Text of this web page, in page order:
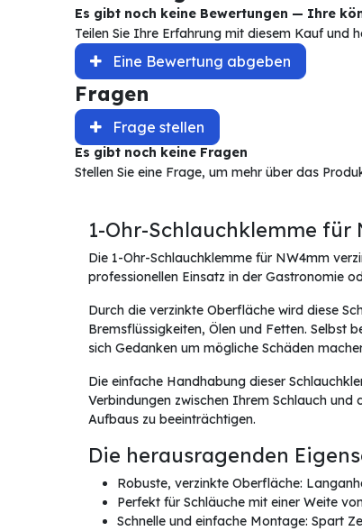
Es gibt noch keine Bewertungen — Ihre
Teilen Sie Ihre Erfahrung mit diesem Kauf und
Eine Bewertung abgeben
Fragen
Frage stellen
Es gibt noch keine Fragen
Stellen Sie eine Frage, um mehr über das
1-Ohr-Schlauchklemme für
Die 1-Ohr-Schlauchklemme für NW4mm
professionellen Einsatz in der Gastronomie
Durch die verzinkte Oberfläche wird diese
Bremsflüssigkeiten, Ölen und Fetten. Selbst
sich Gedanken um mögliche Schäden
Die einfache Handhabung dieser
Verbindungen zwischen Ihrem Schlauch
Aufbaus zu beeinträchtigen.
Die herausragenden
Robuste, verzinkte Oberfläche:
Perfekt für Schläuche mit einer Weite
Schnelle und einfache Montage: Spart